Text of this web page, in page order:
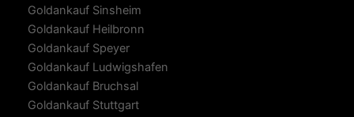
Goldankauf Sinsheim
Goldankauf Heilbronn
Goldankauf Speyer
Goldankauf Ludwigshafen
Goldankauf Bruchsal
Goldankauf Stuttgart